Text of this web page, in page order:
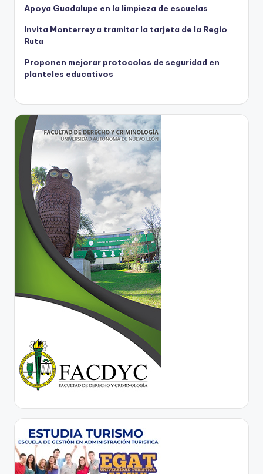
Apoya Guadalupe en la limpieza de escuelas
Invita Monterrey a tramitar la tarjeta de la Regio
Ruta
Proponen mejorar protocolos de seguridad en
planteles educativos